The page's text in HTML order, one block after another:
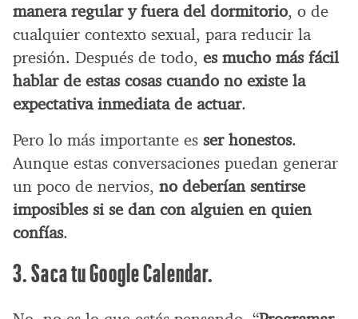
manera regular y fuera del dormitorio, o de
cualquier contexto sexual, para reducir la
presión. Después de todo, es mucho más fácil
hablar de estas cosas cuando no existe la
expectativa inmediata de actuar.
Pero lo más importante es ser honestos.
Aunque estas conversaciones puedan generar
un poco de nervios, no deberían sentirse
imposibles si se dan con alguien en quien
confías.
3. Saca tu Google Calendar.